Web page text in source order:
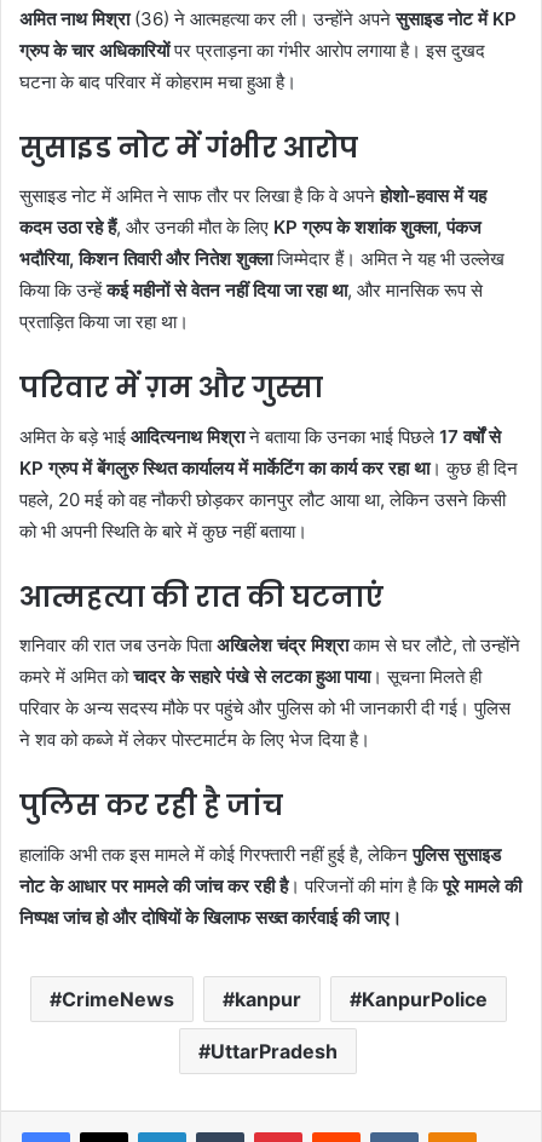
अमित नाथ मिश्रा(36) ने आत्महत्या कर ली। उन्होंने अपनेसुसाइड नोट में KP
ग्रुप के चार अधिकारियोंपर प्रताड़ना का गंभीर आरोप लगाया है। इस दुखद
घटना के बाद परिवार में कोहराम मचा हुआ है।
सुसाइड नोट में गंभीर आरोप
सुसाइड नोट में अमित ने साफ तौर पर लिखा है कि वे अपनेहोशो-हवास में यह
कदम उठा रहे हैं, और उनकी मौत के लिए KP ग्रुप के शशांक शुक्ला, पंकज
भदौरिया, किशन तिवारी और नितेश शुक्लाजिम्मेदार हैं। अमित ने यह भी उल्लेख
किया कि उन्हेंकई महीनों से वेतन नहीं दिया जा रहा था, और मानसिक रूप से
प्रताड़ित किया जा रहा था।
परिवार में ग़म और गुस्सा
अमित के बड़े भाई आदित्यनाथ मिश्राने बताया कि उनका भाई पिछले 17 वर्षों से
KP ग्रुप में बेंगलुरु स्थित कार्यालय में मार्केटिंग का कार्य कर रहा था। कुछ ही दिन
पहले, 20 मई को वह नौकरी छोड़कर कानपुर लौट आया था, लेकिन उसने किसी
को भी अपनी स्थिति के बारे में कुछ नहीं बताया।
आत्महत्या की रात की घटनाएं
शनिवार की रात जब उनके पिताअखिलेश चंद्र मिश्राकाम से घर लौटे, तो उन्होंने
कमरे में अमित कोचादर के सहारे पंखे से लटका हुआ पाया। सूचना मिलते ही
परिवार के अन्य सदस्य मौके पर पहुंचे और पुलिस को भी जानकारी दी गई। पुलिस
ने शव को कब्जे में लेकर पोस्टमार्टम के लिए भेज दिया है।
पुलिस कर रही है जांच
हालांकि अभी तक इस मामले में कोई गिरफ्तारी नहीं हुई है, लेकिनपुलिस सुसाइड
नोट के आधार पर मामले की जांच कर रही है। परिजनों की मांग है किपूरे मामले की
निष्पक्ष जांच हो और दोषियों के खिलाफ सख्त कार्रवाई की जाए।
CrimeNews kanpur KanpurPolice
UttarPradesh
Facebook
X LinkedInTumblr PinterestReddit VKontakte